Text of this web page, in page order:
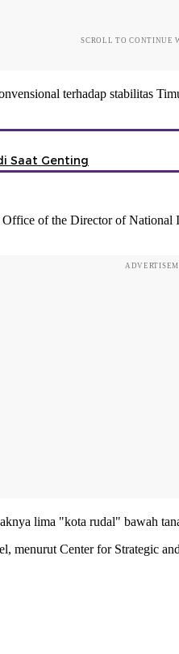
SCROLL TO CONTINUE
terhadap stabilitas
Saat Genting
of the Director of
lima "kota rudal" bawah
menurut Center for Strategic